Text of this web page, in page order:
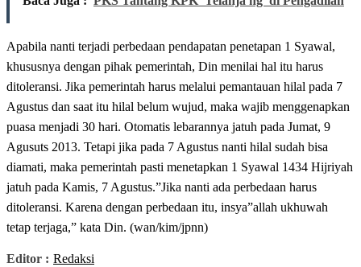
Apabila nanti terjadi perbedaan pendapatan penetapan 1 Syawal,
khususnya dengan pihak pemerintah, Din menilai hal itu harus
ditoleransi. Jika pemerintah harus melalui pemantauan hilal pada 7
Agustus dan saat itu hilal belum wujud, maka wajib menggenapkan
puasa menjadi 30 hari. Otomatis lebarannya jatuh pada Jumat, 9
Agusuts 2013. Tetapi jika pada 7 Agustus nanti hilal sudah bisa
diamati, maka pemerintah pasti menetapkan 1 Syawal 1434 Hijriyah
jatuh pada Kamis, 7 Agustus.”Jika nanti ada perbedaan harus
ditoleransi. Karena dengan perbedaan itu, insya”allah ukhuwah
tetap terjaga,” kata Din. (wan/kim/jpnn)
Editor : Redaksi